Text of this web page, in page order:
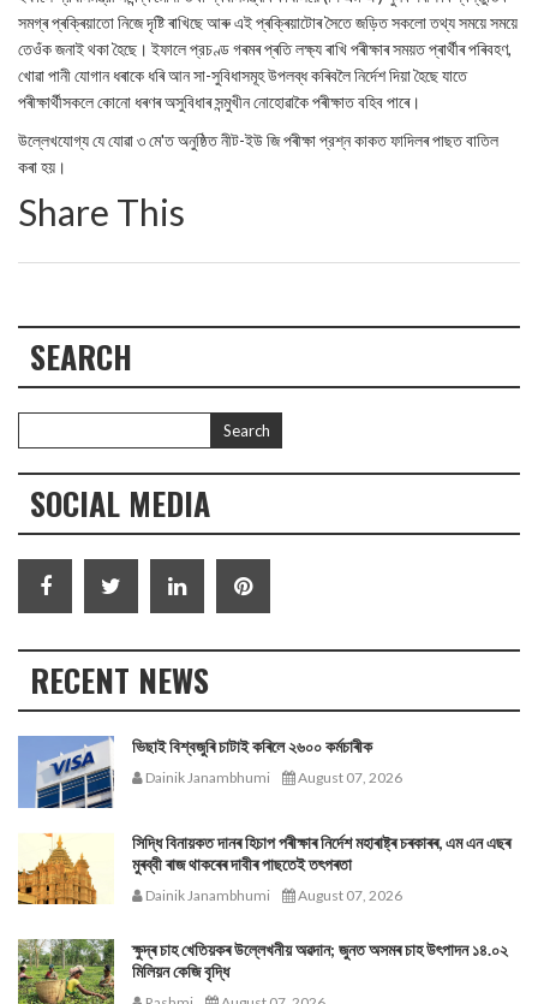
সমগ্ৰ প্ৰক্ৰিয়াতো নিজে দৃষ্টি ৰাখিছে আৰু এই প্ৰক্ৰিয়াটোৰ সৈতে জড়িত সকলো তথ্য সময়ে সময়ে
তেওঁক জনাই থকা হৈছে। ইফালে প্রচণ্ড গৰমৰ প্ৰতি লক্ষ্য ৰাখি পৰীক্ষাৰ সময়ত প্ৰাৰ্থীৰ পৰিবহণ,
খোৱা পানী যোগান ধৰাকে ধৰি আন সা-সুবিধাসমূহ উপলব্ধ কৰিবলৈ নিৰ্দেশ দিয়া হৈছে যাতে
পৰীক্ষাৰ্থীসকলে কোনো ধৰণৰ অসুবিধাৰ সন্মুখীন নোহোৱাকৈ পৰীক্ষাত বহিব পাৰে।
উল্লেখযোগ্য যে যোৱা ৩ মে'ত অনুষ্ঠিত নীট-ইউ জি পৰীক্ষা প্রশ্ন কাকত ফাদিলৰ পাছত বাতিল
কৰা হয়।
Share This
SEARCH
SOCIAL MEDIA
RECENT NEWS
ভিছাই বিশ্বজুৰি চাটাই কৰিলে ২৬০০ কৰ্মচাৰীক
Dainik Janambhumi August 07, 2026
সিদ্ধি বিনায়কত দানৰ হিচাপ পৰীক্ষাৰ নিৰ্দেশ মহাৰাষ্ট্ৰ চৰকাৰৰ, এম এন এছৰ
মুৰব্বী ৰাজ থাকৰেৰ দাবীৰ পাছতেই তৎপৰতা
Dainik Janambhumi August 07, 2026
ক্ষুদ্ৰ চাহ খেতিয়কৰ উল্লেখনীয় অৱদান; জুনত অসমৰ চাহ উৎপাদন ১৪.০২
মিলিয়ন কেজি বৃদ্ধি